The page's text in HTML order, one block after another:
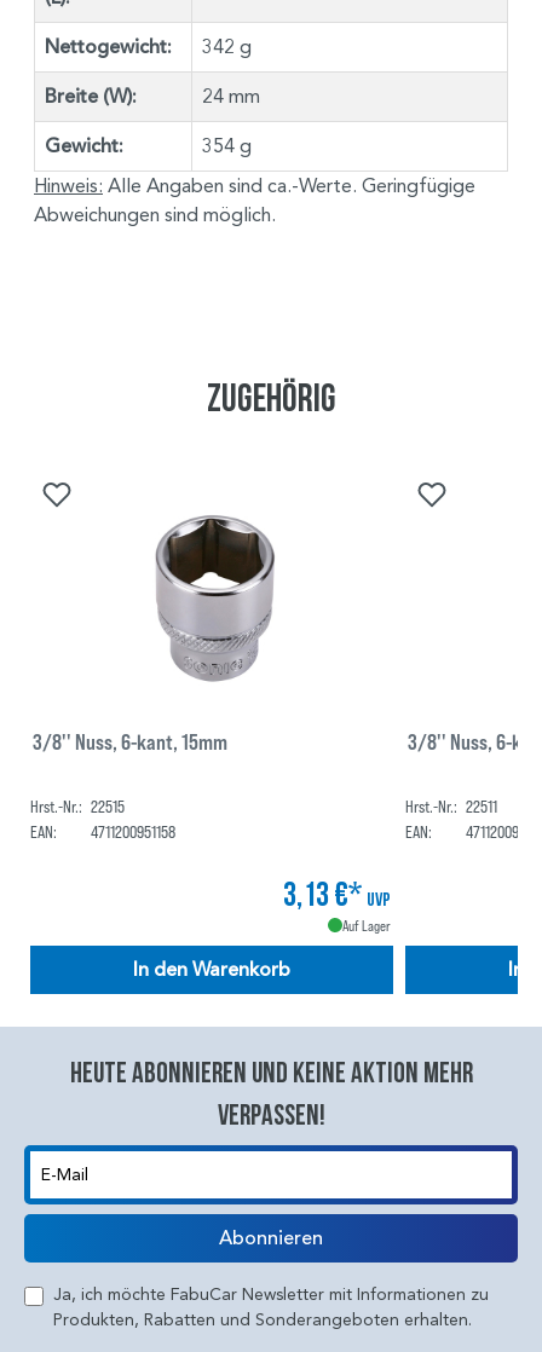
Nettogewicht: 342 g
Breite (W): 24 mm
Gewicht:
354 g
Hinweis: Alle Angaben sind ca.-Werte. Geringfügige
Abweichungen sind möglich.
Zugehörig
3/8'' Nuss, 6-kant, 15mm
Hrst.-Nr.: 22515
EAN:
4711200951158
3,13 €* UVP
Auf Lager
In den Warenkorb
3/8'' Nuss, 6-
Hrst.-Nr.: 22511
EAN:
In
Heute abonnieren und keine aktion mehr
verpassen!
E-Mail
Abonnieren
Ja, ich möchte FabuCar Newsletter mit Informationen zu
Produkten, Rabatten und Sonderangeboten erhalten.